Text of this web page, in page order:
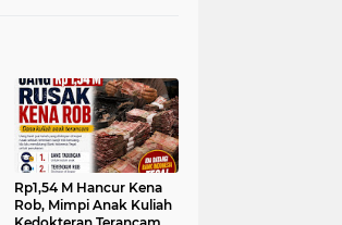
Rp1,54 M Hancur Kena
Rob, Mimpi Anak Kuliah